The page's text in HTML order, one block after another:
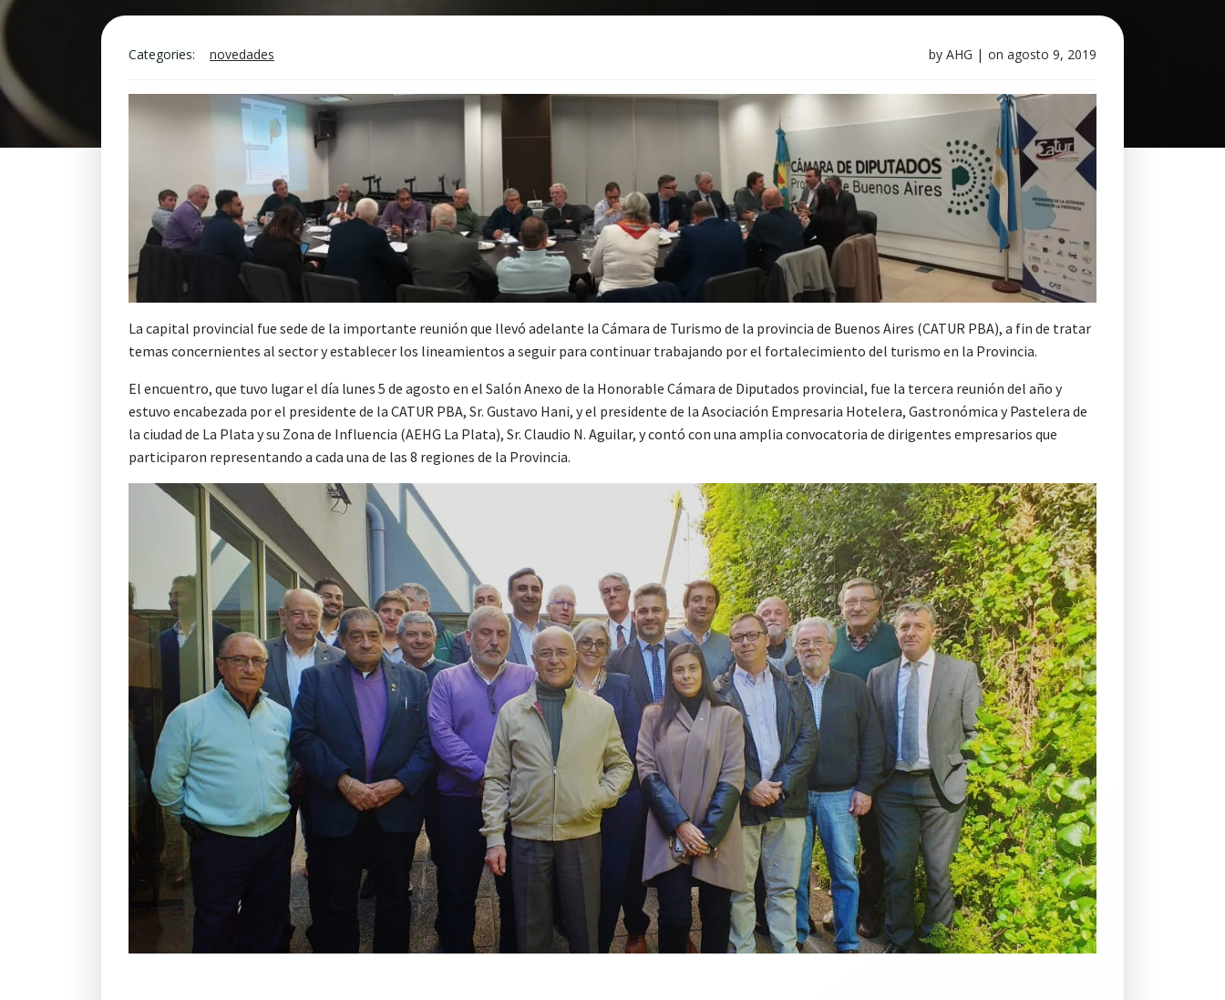
Categories: novedades by AHG | on agosto 9, 2019
La capital provincial fue sede de la importante reunión que llevó adelante la Cámara de Turismo de la provincia de Buenos Aires (CATUR PBA), a fin de tratar
temas concernientes al sector y establecer los lineamientos a seguir para continuar trabajando por el fortalecimiento del turismo en la Provincia.
El encuentro, que tuvo lugar el día lunes 5 de agosto en el Salón Anexo de la Honorable Cámara de Diputados provincial, fue la tercera reunión del año y
estuvo encabezada por el presidente de la CATUR PBA, Sr. Gustavo Hani, y el presidente de la Asociación Empresaria Hotelera, Gastronómica y Pastelera de
la ciudad de La Plata y su Zona de Influencia (AEHG La Plata), Sr. Claudio N. Aguilar, y contó con una amplia convocatoria de dirigentes empresarios que
participaron representando a cada una de las 8 regiones de la Provincia.